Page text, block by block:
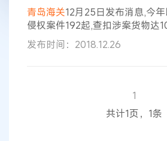
青岛海关12月25日发布消息,今
侵权案件192起,查扣涉案货物达
品类主要以汽配零件、服装、鞋
案货值2179万元。 据了解,在
地区及东南亚、非洲、中东、拉
发布时间：2018.12.26
1
共计1页，1条